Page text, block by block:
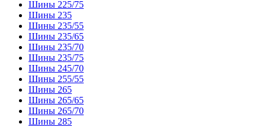
Шины 225/75
Шины 235
Шины 235/55
Шины 235/65
Шины 235/70
Шины 235/75
Шины 245/70
Шины 255/55
Шины 265
Шины 265/65
Шины 265/70
Шины 285